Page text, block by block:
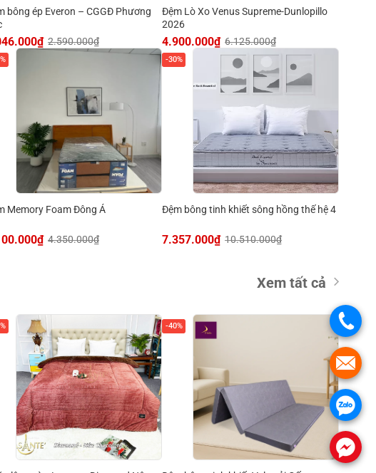
bông ép Everon – CGGĐ Phương
2.590.000₫
₫
Đệm Lò Xo Venus Supreme-Dunlopillo
2026
6.125.000₫
4.900.000₫
Memory Foam Đông Á
4.350.000₫
₫
-30%
Đệm bông tinh khiết sông hồng thế hệ 4
10.510.000₫
7.357.000₫
Xem tất cả
-40% .
.
.
.